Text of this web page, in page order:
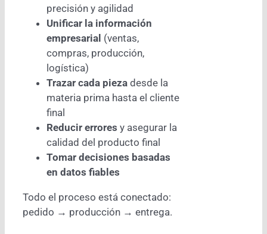
precisión y agilidad
Unificar la información
empresarial (ventas,
compras, producción,
logística)
Trazar cada piezadesde la
materia prima hasta el cliente
final
Reducir errores y asegurar la
calidad del producto final
Tomar decisiones basadas
en datos fiables
Todo el proceso está conectado:
pedido → producción → entrega.